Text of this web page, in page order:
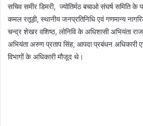
सचिव समीर डिमरी, ज्योतिर्मठ बचाओ संघर्ष समिति के
कमल रतूड़ी, स्थानीय जनप्रतिनिधि एवं गणमान्य
चन्द्र शेखर वशिष्ठ, लोनिवि के अधिशासी अभियंता
अभियंता अरुण प्रताप सिंह, आपदा प्रबंधन अधिकारी
विभागों के अधिकारी मौजूद थे।